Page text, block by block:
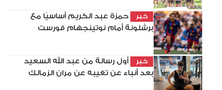
خبر
حمزة عبد الكريم أساسيًا مع
برشلونة أمام نوتينجهام فورست
خبر
أول رسالة من عبد الله السعيد
بعد أنباء عن تغيبه عن مران الزمالك